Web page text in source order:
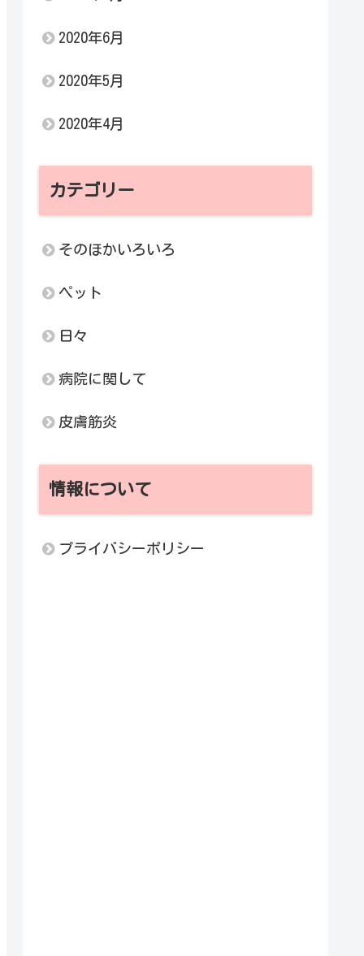
2020年6月
2020年5月
2020年4月
カテゴリー
そのほかいろいろ
ペット
日々
病院に関して
皮膚筋炎
情報について
プライバシーポリシー